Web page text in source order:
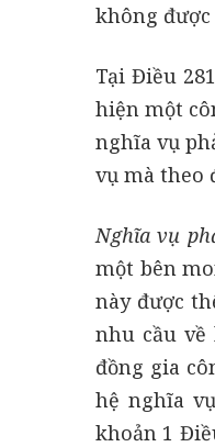
không
Tại Điều
hiện một
nghĩa vụ
vụ mà theo
Nghĩa vụ
một bên
này được
nhu cầu về
đồng gia
hệ nghĩa
khoản 1